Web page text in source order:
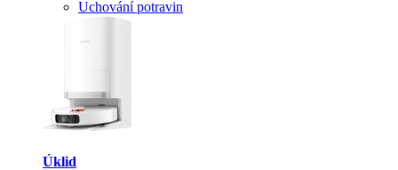
Uchování potravin
Úklid